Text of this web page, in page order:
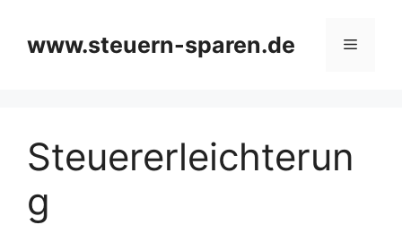
springen
www.steuern-sparen.de Menü
Steuererleichterun
g